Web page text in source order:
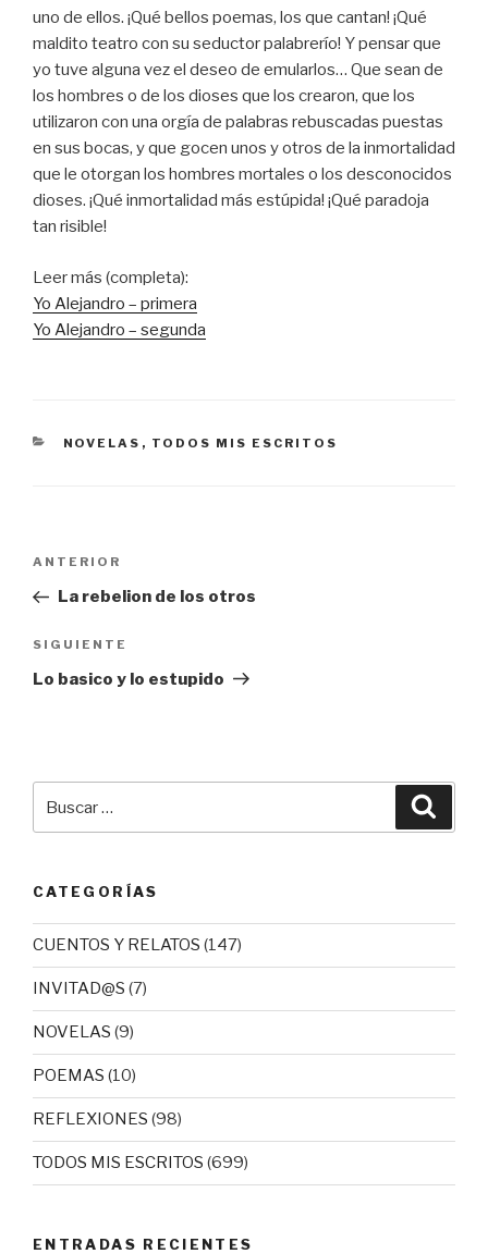
uno de ellos. ¡Qué bellos poemas, los que cantan! ¡Qué
maldito teatro con su seductor palabrerío! Y pensar que
yo tuve alguna vez el deseo de emularlos… Que sean de
los hombres o de los dioses que los crearon, que los
utilizaron con una orgía de palabras rebuscadas puestas
en sus bocas, y que gocen unos y otros de la inmortalidad
que le otorgan los hombres mortales o los desconocidos
dioses. ¡Qué inmortalidad más estúpida! ¡Qué paradoja
tan risible!
Leer más (completa):
Yo Alejandro – primera
Yo Alejandro – segunda
CATEGORÍAS
NOVELAS , TODOS MIS ESCRITOS
entradas
Entrada
anterior:
ANTERIOR
La rebelion de los otros
Siguiente
entrada
SIGUIENTE
Lo basico y lo estupido
por:
CATEGORÍAS
CUENTOS Y RELATOS (147)
INVITAD@S (7)
NOVELAS (9)
POEMAS (10)
REFLEXIONES (98)
TODOS MIS ESCRITOS (699)
ENTRADAS RECIENTES